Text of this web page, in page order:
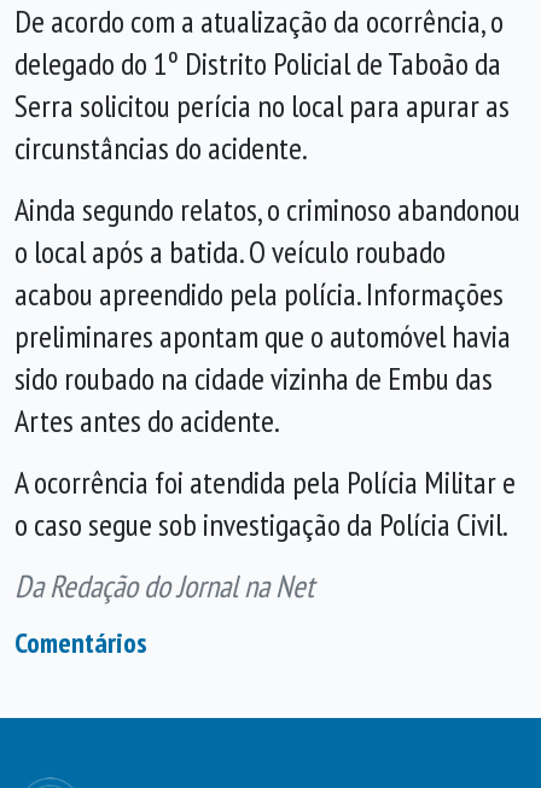
De acordo com a atualização da ocorrência, o
delegado do 1º Distrito Policial de Taboão da
Serra solicitou perícia no local para apurar as
circunstâncias do acidente.
Ainda segundo relatos, o criminoso abandonou
o local após a batida. O veículo roubado
acabou apreendido pela polícia. Informações
preliminares apontam que o automóvel havia
sido roubado na cidade vizinha de Embu das
Artes antes do acidente.
A ocorrência foi atendida pela Polícia Militar e
o caso segue sob investigação da Polícia Civil.
Da Redação do Jornal na Net
Comentários